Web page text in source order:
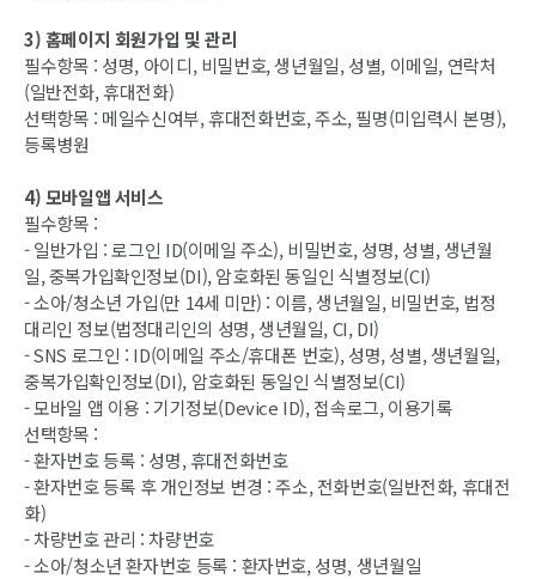
3) 홈페이지 회원가입 및 관리
필수항목 : 성명, 아이디, 비밀번호, 생년월일, 성별, 이메일, 연락처
(일반전화, 휴대전화)
선택항목 : 메일수신여부, 휴대전화번호, 주소, 필명(미입력시 본명),
등록병원
4) 모바일앱 서비스
필수항목 :
- 일반가입 : 로그인 ID(이메일 주소), 비밀번호, 성명, 성별, 생년월
일, 중복가입확인정보(DI), 암호화된 동일인 식별정보(CI)
- 소아/청소년 가입(만 14세 미만) : 이름, 생년월일, 비밀번호, 법정
대리인 정보(법정대리인의 성명, 생년월일, CI, DI)
- SNS 로그인 : ID(이메일 주소/휴대폰 번호), 성명, 성별, 생년월일,
중복가입확인정보(DI), 암호화된 동일인 식별정보(CI)
- 모바일 앱 이용 : 기기정보(Device ID), 접속로그, 이용기록
선택항목 :
- 환자번호 등록 : 성명, 휴대전화번호
- 환자번호 등록 후 개인정보 변경 : 주소, 전화번호(일반전화, 휴대전
화)
- 차량번호 관리 : 차량번호
- 소아/청소년 환자번호 등록 : 환자번호, 성명, 생년월일